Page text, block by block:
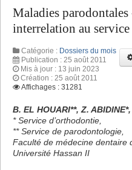
Maladies
interrelation au
Catégorie : Dossiers du mois
Publication : 25 août 2011
Mis à jour : 13 juin 2023
Création : 25 août 2011
Affichages : 31281
B. EL HOUARI**, Z.
* Service d’orthodontie,
** Service de parodontologie,
Faculté de médecine dentaire
Université Hassan II